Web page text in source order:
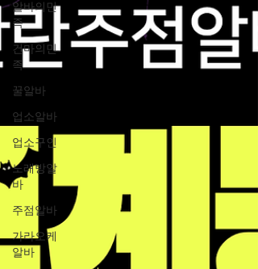
알바의민
족
건마의민
족
꿀알바
업소알바
업소구인
노래방알
바
주점알바
가라오케
알바